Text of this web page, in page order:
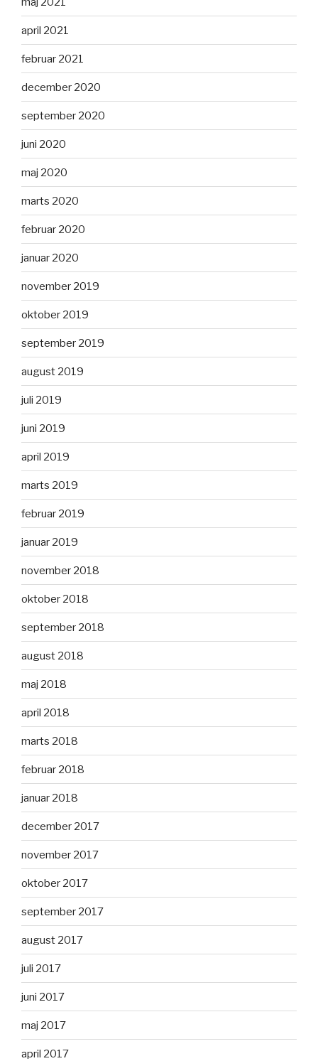
april 2021
februar 2021
december 2020
september 2020
juni 2020
maj 2020
marts 2020
februar 2020
januar 2020
november 2019
oktober 2019
september 2019
august 2019
juli 2019
juni 2019
april 2019
marts 2019
februar 2019
januar 2019
november 2018
oktober 2018
september 2018
august 2018
maj 2018
april 2018
marts 2018
februar 2018
januar 2018
december 2017
november 2017
oktober 2017
september 2017
august 2017
juli 2017
juni 2017
maj 2017
april 2017